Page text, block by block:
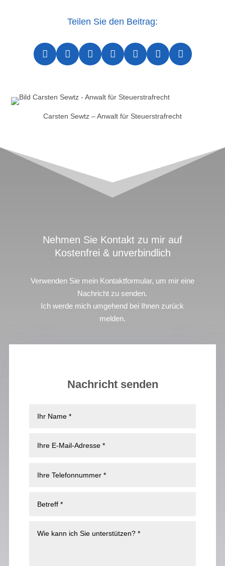
Teilen Sie den Beitrag:
      
Carsten Sewtz – Anwalt für Steuerstrafrecht
Nehmen Sie Kontakt zu mir auf
Kostenfrei & unverbindlich
Verwenden Sie mein Kontaktformular, um mir eine
Nachricht zu senden.
Ich werde mich umgehend bei Ihnen zurück
melden.
Nachricht senden